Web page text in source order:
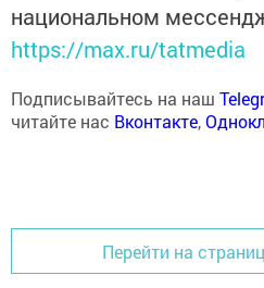
национальном
https://max.ru/tatmedia
Подписывайтесь на наш
читайте нас Вконтакте,
Перейти на